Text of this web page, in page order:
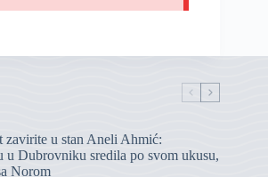
zavirite u stan Aneli Ahmić:
u Dubrovniku sredila po svom ukusu,
Norom